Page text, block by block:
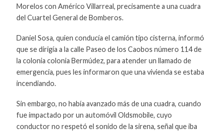
Morelos con Américo Villarreal, precisamente a una cuadra
del Cuartel General de Bomberos.
Daniel Sosa, quien conducía el camión tipo cisterna, informó
que se dirigía a la calle Paseo de los Caobos número 114 de
la colonia colonia Bermúdez, para atender un llamado de
emergencia, pues les informaron que una vivienda se estaba
incendiando.
Sin embargo, no había avanzado más de una cuadra, cuando
fue impactado por un automóvil Oldsmobile, cuyo
conductor no respetó el sonido de la sirena, señal que iba